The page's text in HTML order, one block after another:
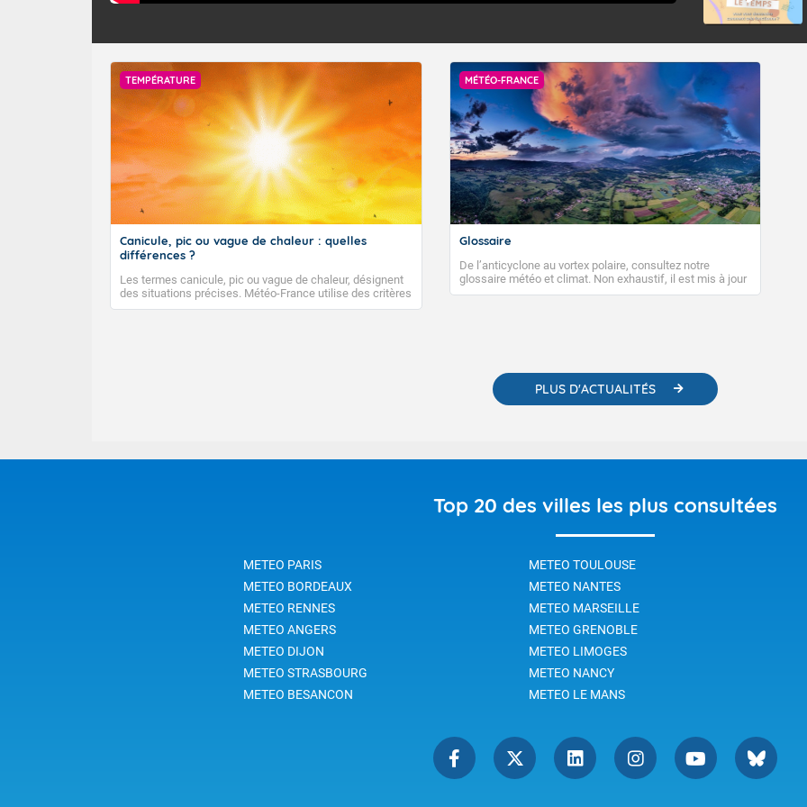
TEMPÉRATURE
Canicule, pic ou vague de chaleur : quelles
différences ?
Les termes canicule, pic ou vague de chaleur, désignent
des situations précises. Météo-France utilise des critères
climatologiques pour évaluer et qualifier les épisodes de
MÉTÉO-FRANCE
Glossaire
De l’anticyclone au vortex polaire, consultez notre
glossaire météo et climat. Non exhaustif, il est mis à jour
régulièrement, au fil de nos publications. Vous y trouverez
PLUS D'ACTUALITÉS
Top 20 des villes les plus consultées
METEO PARIS METEO TOULOUSE
METEO BORDEAUX
METEO NANTES
METEO RENNES
METEO MARSEILLE
METEO ANGERS
METEO GRENOBLE
METEO DIJON
METEO LIMOGES
METEO STRASBOURG
METEO NANCY
METEO BESANCON
METEO LE MANS